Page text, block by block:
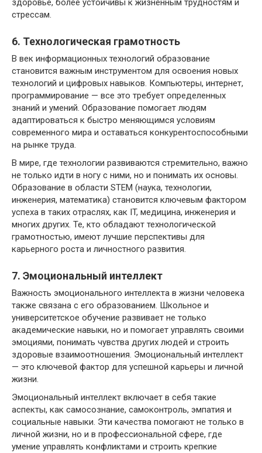
здоровье, более устойчивы к жизненным трудностям и
стрессам.
6. Технологическая грамотность
В век информационных технологий образование
становится важным инструментом для освоения новых
технологий и цифровых навыков. Компьютеры, интернет,
программирование — все это требует определенных
знаний и умений. Образование помогает людям
адаптироваться к быстро меняющимся условиям
современного мира и оставаться конкурентоспособными
на рынке труда.
В мире, где технологии развиваются стремительно, важно
не только идти в ногу с ними, но и понимать их основы.
Образование в области STEM (наука, технологии,
инженерия, математика) становится ключевым фактором
успеха в таких отраслях, как IT, медицина, инженерия и
многих других. Те, кто обладают технологической
грамотностью, имеют лучшие перспективы для
карьерного роста и личностного развития.
7. Эмоциональный интеллект
Важность эмоционального интеллекта в жизни человека
также связана с его образованием. Школьное и
университетское обучение развивает не только
академические навыки, но и помогает управлять своими
эмоциями, понимать чувства других людей и строить
здоровые взаимоотношения. Эмоциональный интеллект
— это ключевой фактор для успешной карьеры и личной
жизни.
Эмоциональный интеллект включает в себя такие
аспекты, как самосознание, самоконтроль, эмпатия и
социальные навыки. Эти качества помогают не только в
личной жизни, но и в профессиональной сфере, где
умение управлять конфликтами и строить крепкие